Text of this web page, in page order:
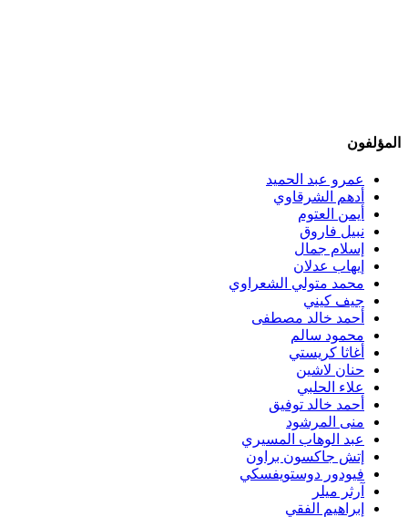
المؤلفون
عمرو عبد الحميد
أدهم الشرقاوي
أيمن العتوم
نبيل فاروق
إسلام جمال
إيهاب عدلان
محمد متولي الشعراوي
جيف كيني
أحمد خالد مصطفى
محمود سالم
أغاثا كريستي
حنان لاشين
علاء الحلبي
أحمد خالد توفيق
منى المرشود
عبد الوهاب المسيري
إتش جاكسون براون
فيودور دوستويفسكي
آرثر ميلر
إبراهيم الفقي